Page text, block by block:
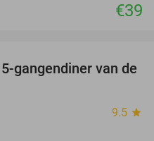
€39
36%
gangendiner van de
9.5 star